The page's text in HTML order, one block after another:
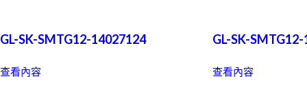
GL-SK-SMTG12-14027124
查看內容
GL-SK-
查看內容